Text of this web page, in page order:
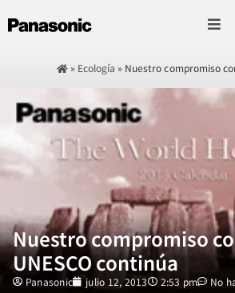
» Ecología » Nuestro compromiso
Nuestro compromiso
UNESCO continúa
Panasonic julio 12, 2013 2:53 pm No